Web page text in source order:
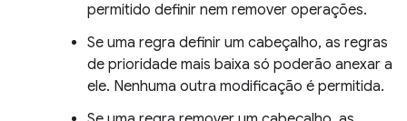
permitido definir nem remover operações.
Se uma regra definir um cabeçalho, as regras
de prioridade mais baixa só poderão anexar a
ele. Nenhuma outra modificação é permitida.